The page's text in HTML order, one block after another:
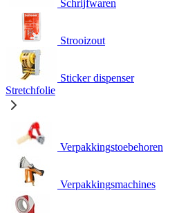
Schrijfwaren
Strooizout
Sticker dispenser
Stretchfolie
Verpakkingstoebehoren
Verpakkingsmachines